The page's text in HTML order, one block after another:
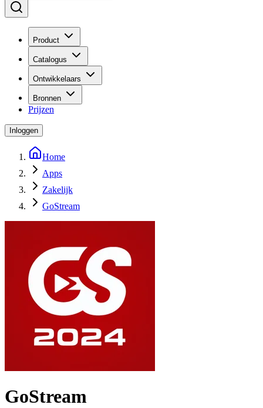
Product
Catalogus
Ontwikkelaars
Bronnen
Prijzen
Inloggen
Home
Apps
Zakelijk
GoStream
GoStream